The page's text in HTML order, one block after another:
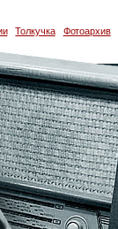
Толкучка Фотоархив